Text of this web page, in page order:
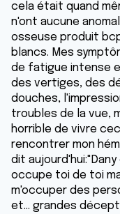
cela était quand
n'ont aucune
osseuse produit
blancs. Mes
de fatigue intense
des vertiges, des
douches,
troubles de la vue,
horrible de vivre
rencontrer mon
dit
occupe toi de toi
m'occuper des
et... grandes